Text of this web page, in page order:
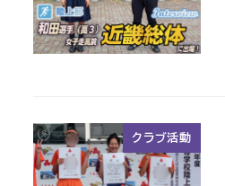
クラブ活動